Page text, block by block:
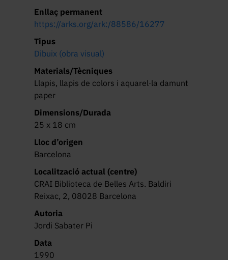
Enllaç permanent
https://arks.org/ark:/88586/16277
Tipus
Dibuix (obra visual)
Materials/Tècniques
Llapis, llapis de colors i aquarel·la damunt
paper
Dimensions/Durada
25 x 18 cm
Lloc d’origen
Barcelona
Localització actual (centre)
CRAI Biblioteca de Belles Arts. Baldiri
Reixac, 2, 08028 Barcelona
Autoria
Jordi Sabater Pi
Data
1990